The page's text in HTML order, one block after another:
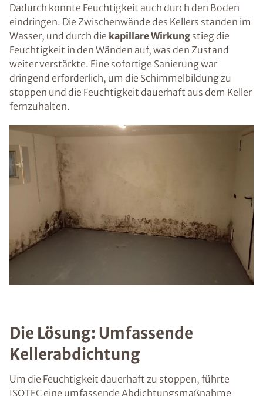
Dadurch konnte Feuchtigkeit auch durch den Boden
eindringen. Die Zwischenwände des Kellers standen im
Wasser, und durch die kapillare Wirkung stieg die
Feuchtigkeit in den Wänden auf, was den Zustand
weiter verstärkte. Eine sofortige Sanierung war
dringend erforderlich, um die Schimmelbildung zu
stoppen und die Feuchtigkeit dauerhaft aus dem Keller
fernzuhalten.
Die Lösung: Umfassende
Kellerabdichtung
Um die Feuchtigkeit dauerhaft zu stoppen, führte
ISOTEC eine umfassende Abdichtungsmaßnahme